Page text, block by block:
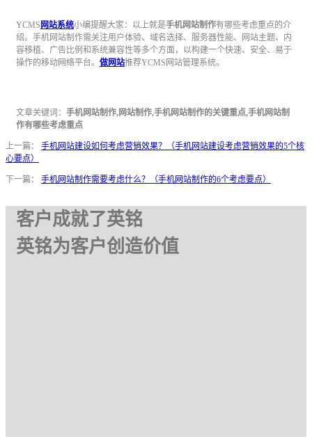
YCMS 网站系统小编提醒大家：以上就是手机网站制作有哪些考虑重点的介
绍。手机网站制作需关注用户体验、域名选择、服务器性能、网站主题、内
容移植、广告比例和系统兼容性等多个方面，以构建一个快速、安全、易于
操作的移动网络平台。 做网站推荐YCMS网站管理系统。
文章关键词： 手机网站制作,网站制作,手机网站制作的关键重点,手机网站制
作有哪些考虑重点
上一篇：
手机网站建设如何考虑营销效果？（手机网站建设考虑营销效果的5个核
心要点）
下一篇： 手机网站制作需要考虑什么？（手机网站制作的6个考虑要点）
客户成就了英铭
英铭为客户创造价值